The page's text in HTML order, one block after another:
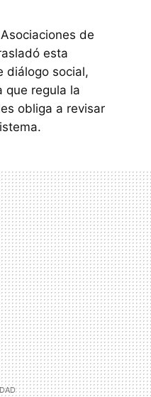
de
esta
diálogo social,
que regula la
obliga a revisar